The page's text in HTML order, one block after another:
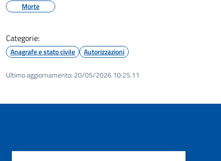
Morte
Categorie:
Anagrafe e stato civile Autorizzazioni
Ultimo aggiornamento: 20/05/2026 10:25.11